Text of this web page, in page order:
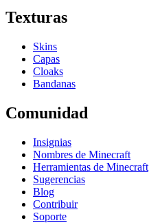
Texturas
Skins
Capas
Cloaks
Bandanas
Comunidad
Insignias
Nombres de Minecraft
Herramientas de Minecraft
Sugerencias
Blog
Contribuir
Soporte